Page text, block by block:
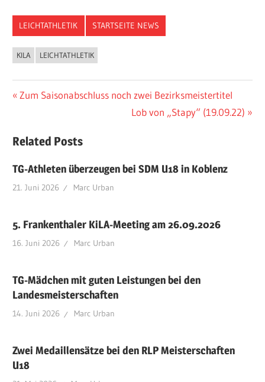
LEICHTATHLETIK STARTSEITE NEWS
KILA LEICHTATHLETIK
Beitragsnavigation
Vorheriger
Zum Saisonabschluss noch zwei Bezirksmeistertitel
Nächster
Lob von „Stapy“ (19.09.22)
Related Posts
TG-Athleten überzeugen bei SDM U18 in Koblenz
21. Juni 2026 Marc Urban
5. Frankenthaler KiLA-Meeting am 26.09.2026
16. Juni 2026 Marc Urban
TG-Mädchen mit guten Leistungen bei den
Landesmeisterschaften
14. Juni 2026 Marc Urban
Zwei Medaillensätze bei den RLP Meisterschaften
U18